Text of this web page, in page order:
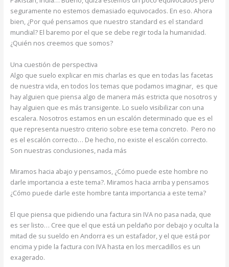
seguramente no estemos demasiado equivocados. En eso. Ahora
bien, ¿Por qué pensamos que nuestro standard es el standard
mundial? El baremo por el que se debe regir toda la humanidad.
¿Quién nos creemos que somos?
Una cuestión de perspectiva
Algo que suelo explicar en mis charlas es que en todas las facetas
de nuestra vida, en todos los temas que podamos imaginar, es que
hay alguien que piensa algo de manera más estricta que nosotros y
hay alguien que es más transigente. Lo suelo visibilizar con una
escalera. Nosotros estamos en un escalón determinado que es el
que representa nuestro criterio sobre ese tema concreto. Pero no
es el escalón correcto… De hecho, no existe el escalón correcto.
Son nuestras conclusiones, nada más
Miramos hacia abajo y pensamos, ¿Cómo puede este hombre no
darle importancia a este tema?. Miramos hacia arriba y pensamos
¿Cómo puede darle este hombre tanta importancia a este tema?
El que piensa que pidiendo una factura sin IVA no pasa nada, que
es ser listo… Cree que el que está un peldaño por debajo y oculta la
mitad de su sueldo en Andorra es un estafador, y el que está por
encima y pide la factura con IVA hasta en los mercadillos es un
exagerado.